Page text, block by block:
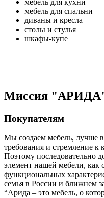
мебель для спальни
диваны и кресла
столы и стулья
шкафы-купе
Миссия
Покупателям
Мы создаем мебель, лучше
требования и стремление к
Поэтому последовательно
элемент нашей мебели, как
функциональных
семья в России и ближнем
“Арида – это мебель, о